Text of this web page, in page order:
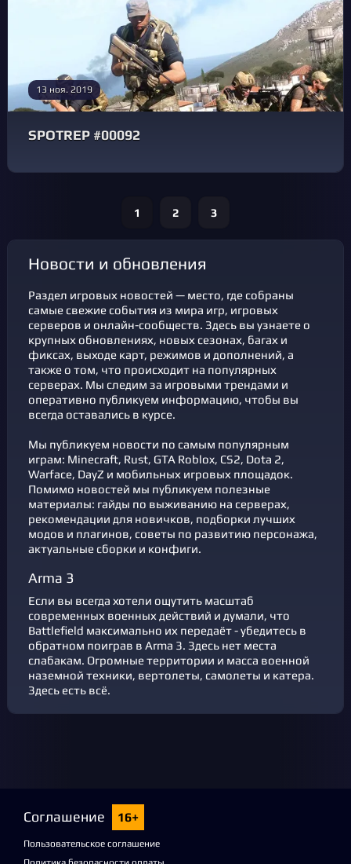
13 ноя. 2019
SPOTREP #00092
1 2 3
новости и обновления
Раздел игровых новостей — место, где собраны
самые свежие события из мира игр, игровых
серверов и онлайн-сообществ. Здесь вы узнаете о
крупных обновлениях, новых сезонах, багах и
фикcах, выходе карт, режимов и дополнений, а
также о том, что происходит на популярных
серверах. Мы следим за игровыми трендами и
оперативно публикуем информацию, чтобы вы
всегда оставались в курсе.
Мы публикуем новости по самым популярным
играм: Minecraft, Rust, GTA Roblox, CS2, Dota 2,
Warface, DayZ и мобильных игровых площадок.
Помимо новостей мы публикуем полезные
материалы: гайды по выживанию на серверах,
рекомендации для новичков, подборки лучших
модов и плагинов, советы по развитию персонажа,
актуальные сборки и конфиги.
Arma 3
Если вы всегда хотели ощутить масштаб
современных военных действий и думали, что
Battlefield максимально их передаёт - убедитесь в
обратном поиграв в Arma 3. Здесь нет места
слабакам. Огромные территории и масса военной
наземной техники, вертолеты, самолеты и катера.
Здесь есть всё.
Соглашение 16+
Пользовательское соглашение